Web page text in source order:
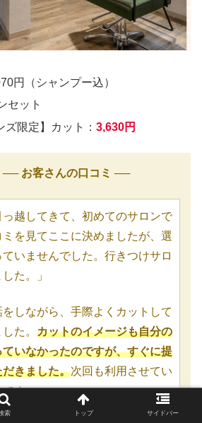
円（シャンプー込）
セット
ズ限定】カット：3,630円
さんの口コミ ──
っ越してきて、初めてのサロンで
ミを見てここに決めましたが、選
いませんでした。行きつけサロ
た。」
をしながら、手際よくカットして
た。 カットのイメージも自分の
いなかったのですが、すぐに提
きました。次回も利用させてい
です。」
索 トップ サイドバー